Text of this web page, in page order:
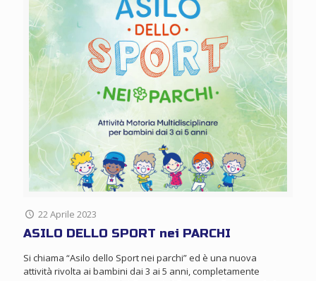
22 Aprile 2023
ASILO DELLO SPORT nei PARCHI
Si chiama “Asilo dello Sport nei parchi” ed è una nuova
attività rivolta ai bambini dai 3 ai 5 anni, completamente